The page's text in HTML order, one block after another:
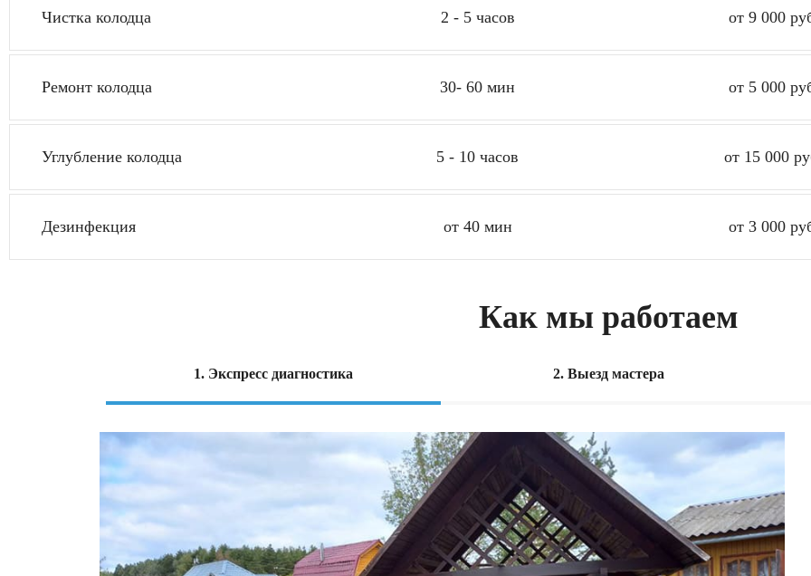
Чистка колодца 2 - 5 часов от 9 000
Ремонт колодца 30- 60 мин от 5 000
Углубление колодца 5 - 10 часов от 15 000
Дезинфекция от 40 мин от 3 000
Как мы работаем
1. Экспресс диагностика 2. Выезд мастера